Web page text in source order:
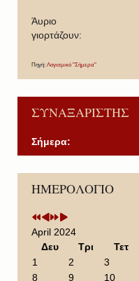
Άυριο
γιορτάζουν:
Πηγή: Λογισμικό "Σήμερα"
ΣΥΝΑΞΑΡΙΣΤΗΣ
Σήμερα:
ΗΜΕΡΟΛΟΓΙΟ
P
r
v
i
u
P
r
v
i
o
N
e
t
Y
e
N
e
t
M
April 2024
Δευ
Τρι Τετ
1
2 3
8
9 10